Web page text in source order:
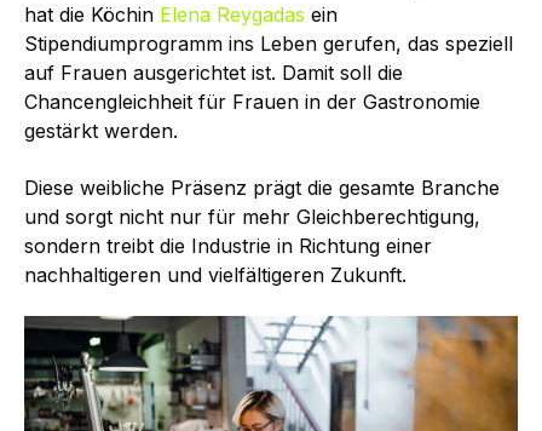
hat die Köchin Elena Reygadas ein
Stipendiumprogramm ins Leben gerufen, das speziell
auf Frauen ausgerichtet ist. Damit soll die
Chancengleichheit für Frauen in der Gastronomie
gestärkt werden.
Diese weibliche Präsenz prägt die gesamte Branche
und sorgt nicht nur für mehr Gleichbe­rechtigung,
sondern treibt die Industrie in Richtung einer
nachhaltigeren und vielfältigeren Zukunft.